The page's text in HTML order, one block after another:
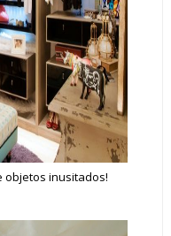
objetos inusitados!